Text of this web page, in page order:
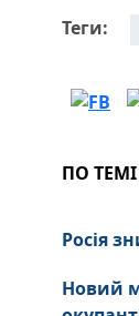
Теги:
ПО ТЕМІ
Росія
Новий